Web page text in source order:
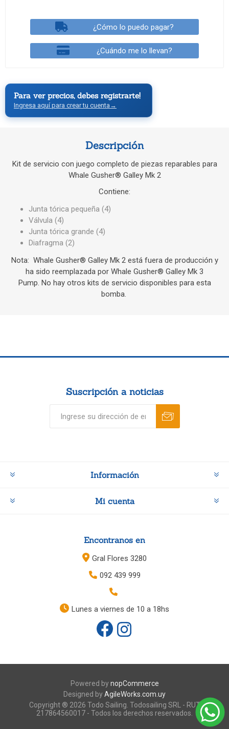
¿Cómo lo puedo pagar?
¿Cuándo me lo llevan?
Para ver precios, debes registrarte!
Ingresa aquí para crear tu cuenta →
Descripción
Kit de servicio con juego completo de piezas reparables para
Whale Gusher® Galley Mk 2
Contiene:
Junta tórica pequeña (4)
Válvula (4)
Junta tórica grande (4)
Diafragma (2)
Nota: Whale Gusher® Galley Mk 2 está fuera de producción y
ha sido reemplazada por Whale Gusher® Galley Mk 3
Pump. No hay otros kits de servicio disponibles para esta
bomba.
Suscripción a noticias
Información
Mi cuenta
Encontranos en
Gral Flores 3280
092 439 999
Lunes a viernes de 10 a 18hs
Powered bynopCommerce
Designed byAgileWorks.com.uy
Copyright ® 2026 Todo Sailing. Todosailing SRL - RUT
217864560017 - Todos los derechos reservados.